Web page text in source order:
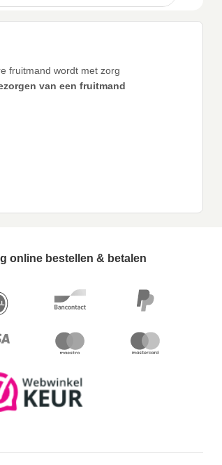
fruitmand wordt met zorg
van een fruitmand
online bestellen & betalen